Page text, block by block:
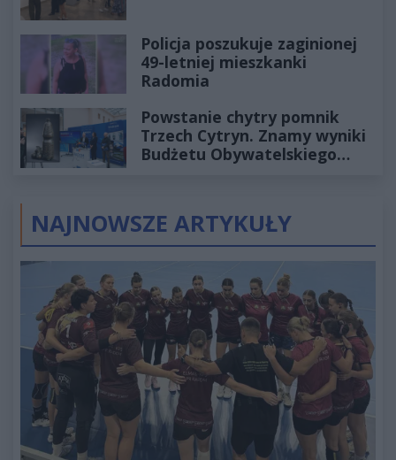
Policja poszukuje zaginionej
49-letniej mieszkanki
Radomia
Powstanie chytry pomnik
Trzech Cytryn. Znamy wyniki
Budżetu Obywatelskiego
NAJNOWSZE ARTYKUŁY